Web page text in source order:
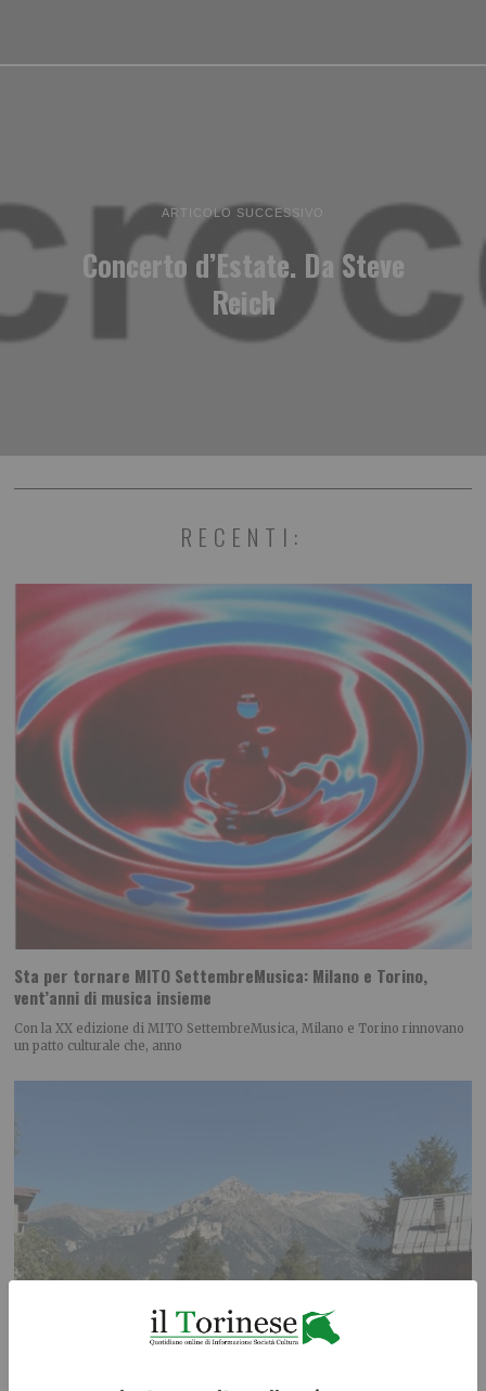
ARTICOLO SUCCESSIVO
Concerto d’Estate. Da Steve
Reich
RECENTI:
Sta per tornare MITO SettembreMusica: Milano e Torino,
vent’anni di musica insieme
Con la XX edizione di MITO SettembreMusica, Milano e Torino rinnovano
un patto culturale che, anno